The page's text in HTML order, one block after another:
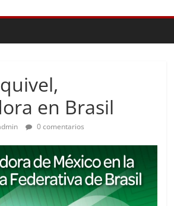
en Brasil
0 comentarios